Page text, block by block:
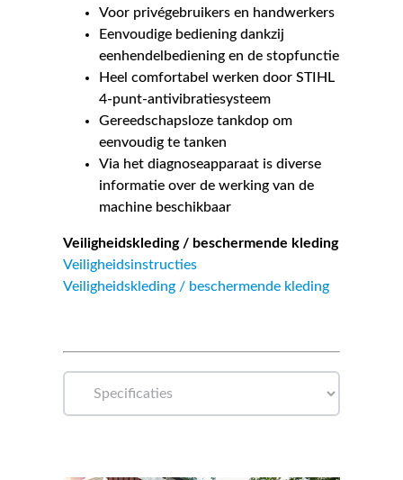
Voor privégebruikers en handwerkers
Eenvoudige bediening dankzij
eenhendelbediening en de stopfunctie
Heel comfortabel werken door STIHL
4-punt-antivibratiesysteem
Gereedschapsloze tankdop om
eenvoudig te tanken
Via het diagnoseapparaat is diverse
informatie over de werking van de
machine beschikbaar
Veiligheidskleding / beschermende kleding
Veiligheidsinstructies
Veiligheidskleding / beschermende kleding